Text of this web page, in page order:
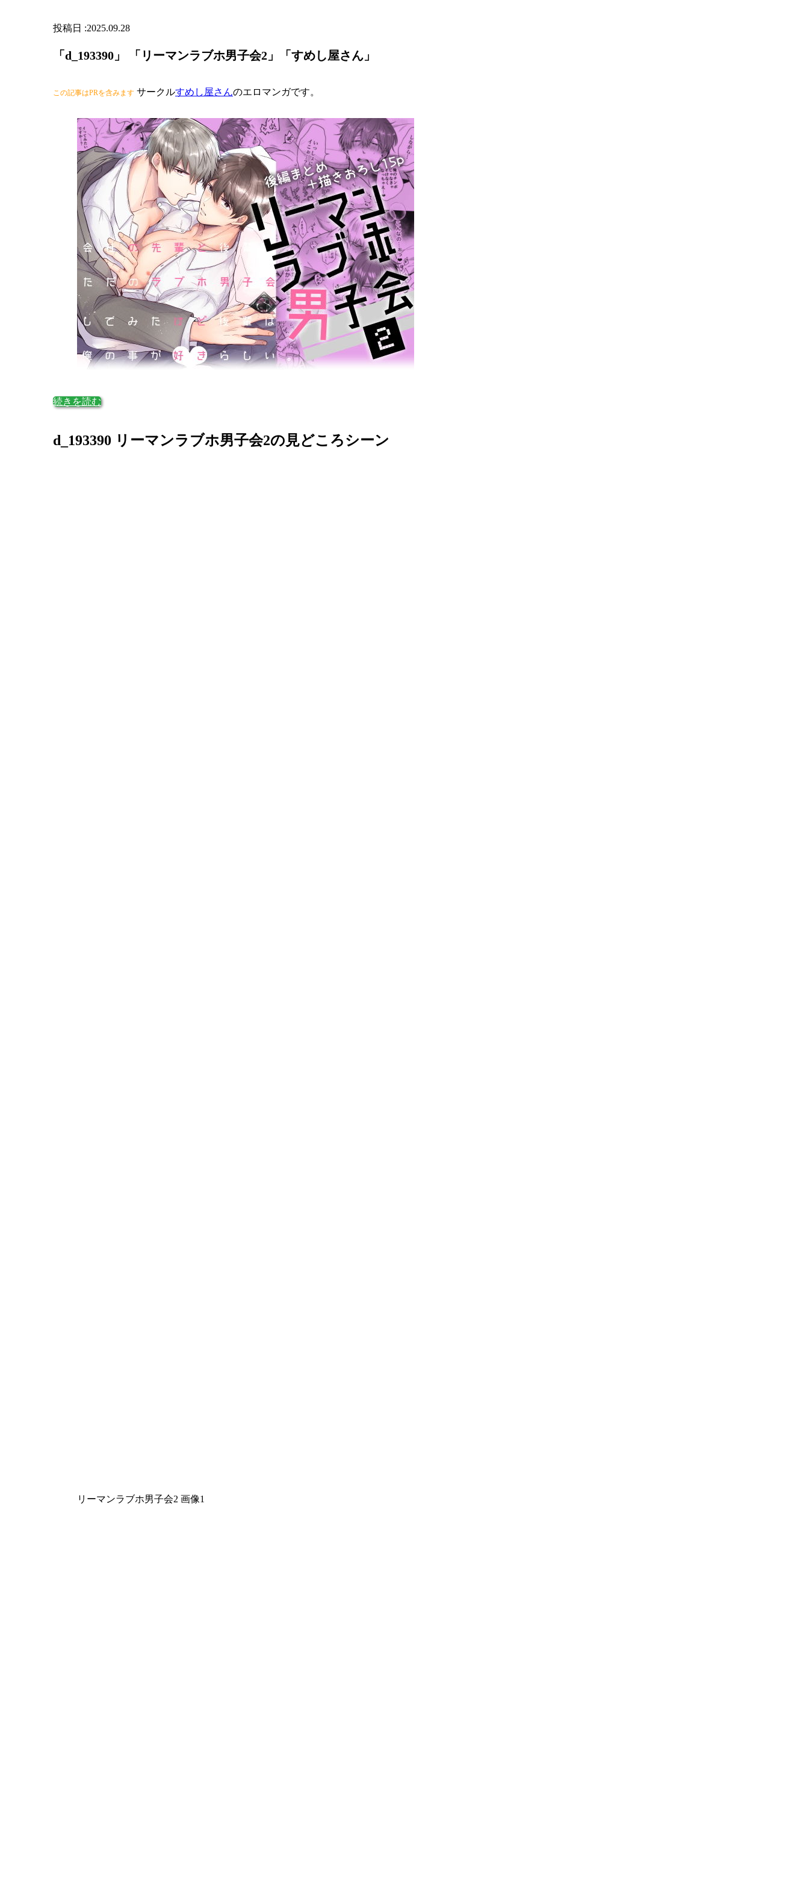
2025.09.28
「d_193390」 「リーマンラブホ男子会2」「すめし屋さん」
この記事はPRを含みます サークルすめし屋さんのエロマンガです。
続きを読む
d_193390 リーマンラブホ男子会2の見どころシーン
リーマンラブホ男子会2 画像1